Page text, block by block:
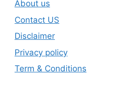
About us
Contact US
Disclaimer
Privacy policy
Term & Conditions